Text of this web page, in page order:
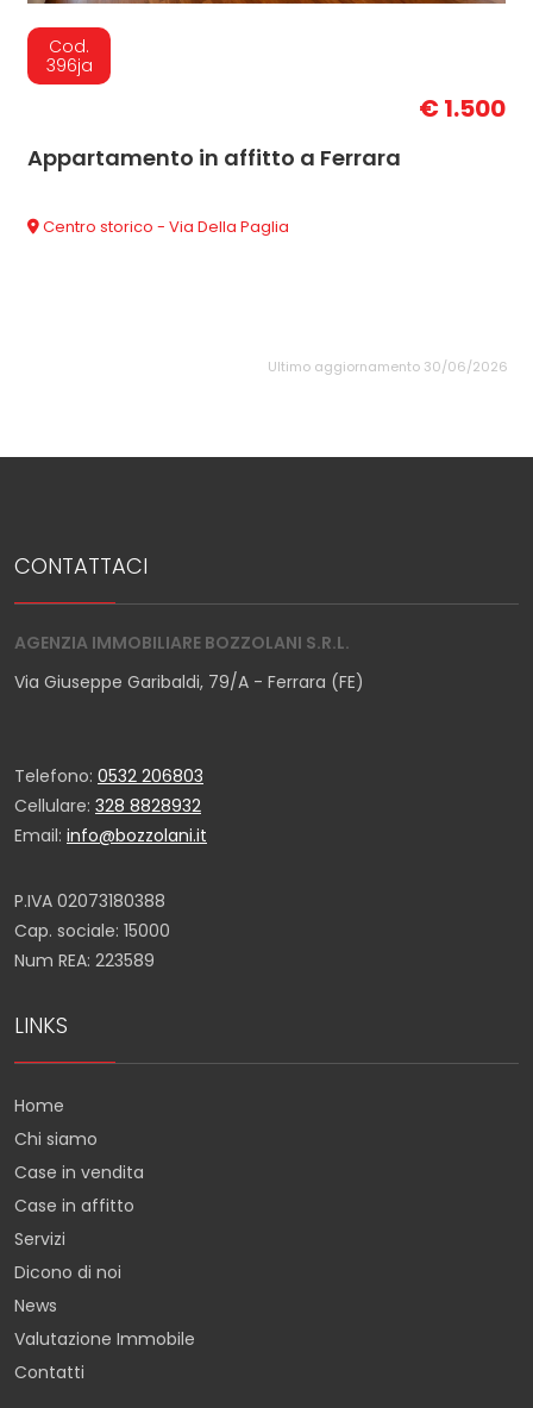
Cod.
396ja
€ 1.500
Appartamento in affitto a Ferrara
Centro storico - Via Della Paglia
Ultimo aggiornamento 30/06/2026
CONTATTACI
AGENZIA IMMOBILIARE BOZZOLANI S.R.L.
Via Giuseppe Garibaldi, 79/A - Ferrara (FE)
Telefono: 0532 206803
Cellulare: 328 8828932
Email: info@bozzolani.it
P.IVA 02073180388
Cap. sociale: 15000
Num REA: 223589
LINKS
Home
Chi siamo
Case in vendita
Case in affitto
Servizi
Dicono di noi
News
Valutazione Immobile
Contatti